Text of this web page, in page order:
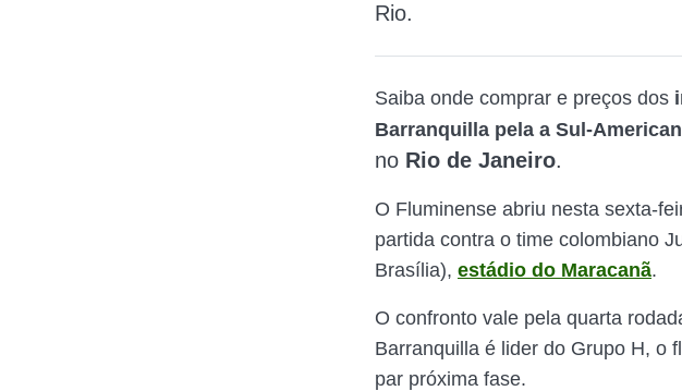
Rio.
Saiba onde comprar e preços dos
Barranquilla pela a Sul-
no Rio de Janeiro.
O Fluminense abriu nesta sexta-
partida contra o time colombiano
Brasília), estádio do Maracanã.
O confronto vale pela quarta
Barranquilla é lider do Grupo H, o
par próxima fase.